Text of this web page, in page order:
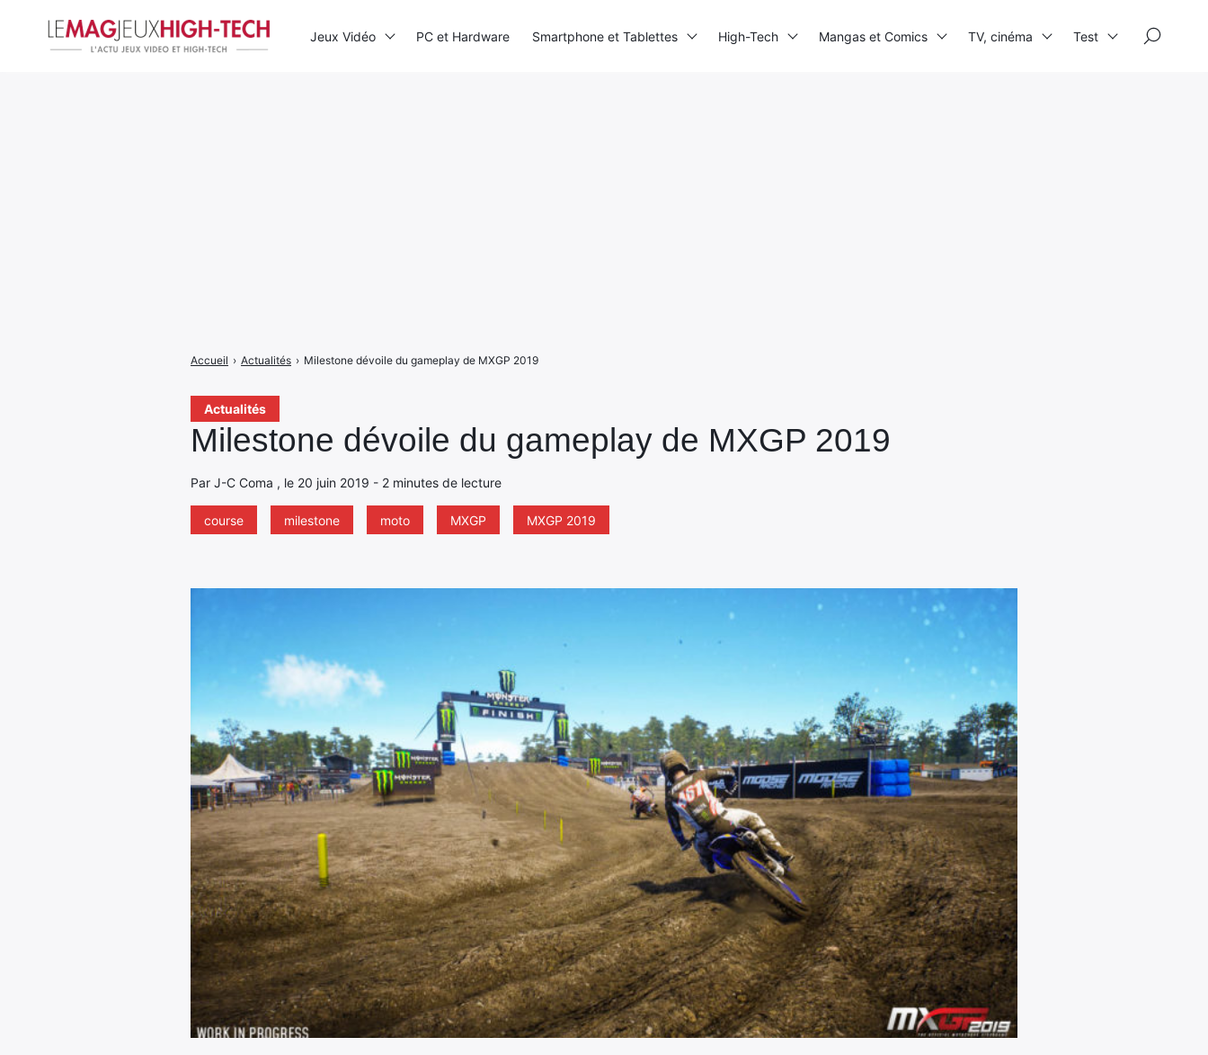
Actualités
Milestone dévoile du gameplay de MXGP 2019
Par J-C Coma , le 20 juin 2019 - 2 minutes de lecture
course milestone moto MXGP MXGP 2019
Accueil › Actualités › Milestone dévoile du gameplay de MXGP 2019
Jeux Vidéo PC et Hardware Smartphone et Tablettes High-Tech Mangas et Comics TV, cinéma Test